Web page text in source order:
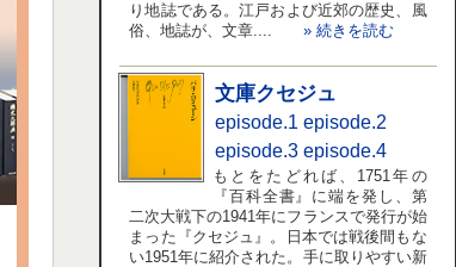
り地誌である。江戸および近郊の歴史、風
俗、地誌が、文章....» 続きを読む
文庫クセジュ
episode.1 episode.2
episode.3 episode.4
もとをたどれば、1751年の
『百科全書』に端を発し、第
二次大戦下の1941年にフランスで発行が始
まった『クセジュ』。日本では戦後間もな
い1951年に紹介された。手に取りやすい新